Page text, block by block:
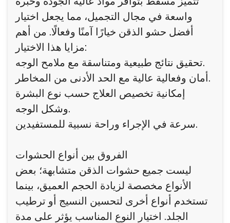
واسعة في مجال التجميل، مما يجعل اختيار
أفضل حشو الذقن خيارًا آمنًا وفعالًا. من أهم
مزايا هذا الاختيار:
تحقيق نتائج طبيعية ومتناسقة مع ملامح الوجه.
أمان وفعالية عالية مع الحد الأدنى من المخاطر.
إمكانية تخصيص العلاج حسب نوع البشرة
وشكل الوجه.
سرعة في الإجراء وراحة نسبية للمستفيدين.
الفروق بين أنواع الحشوات
ليست جميع حشوات الذقن متشابهة؛ بعض
الأنواع مخصصة لزيادة الحجم العميق، بينما
تستخدم أنواع أخرى لتحسين النسيج أو ترطيب
الجلد. اختيار النوع المناسب يؤثر على مدة